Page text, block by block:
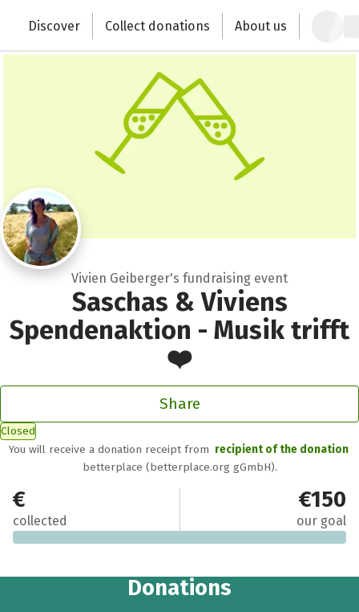
Change the world with your donation
Discover Collect donations About us
Vivien Geiberger's fundraising event
Saschas & Viviens
Spendenaktion - Musik trifft
❤️
Share
Closed
You will receive a donation receipt from recipient of the donation
betterplace (betterplace.org gGmbH).
€0
collected
€150
our goal
Donations